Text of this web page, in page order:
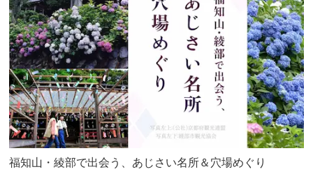
福知山・綾部で出会う、あじさい名所＆穴場めぐり